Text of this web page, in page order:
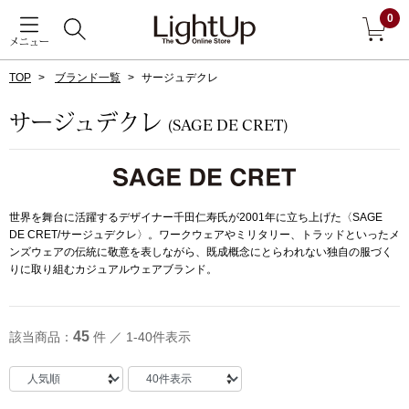
メニュー
0
すべて見る
ダーウェア
アウター
コート
TOP ブランド一覧 サージュデクレ
サージュデクレ (SAGE DE CRET)
世界を舞台に活躍するデザイナー千田仁寿氏が2001年に立ち上げた〈SAGE
DE CRET/サージュデクレ〉。ワークウェアやミリタリー、トラッドといったメ
ンズウェアの伝統に敬意を表しながら、既成概念にとらわれない独自の服づく
りに取り組むカジュアルウェアブランド。
該当商品： 45 件 ／ 1-40件表示